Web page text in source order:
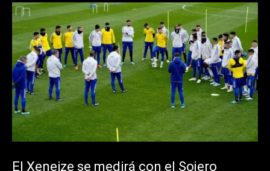
El Xeneize se medirá con el Sojero